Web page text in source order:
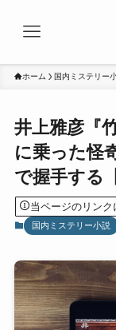
ホーム 国内ミステリー
井上雅彦『
に乗った怪
で握手する
当ページのリンク
国内ミステリー小説